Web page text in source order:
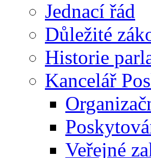
Jednací řád
Důležité
Historie
Kancelář
Veřejné